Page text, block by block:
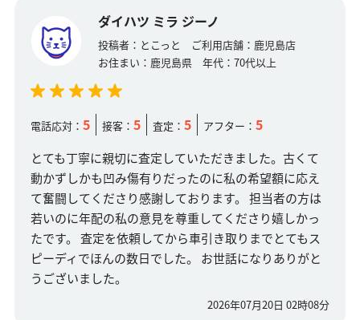
ダイハツ ミラ ジーノ
投稿者： とこっと ご利用店舗： 鹿児島店
お住まい： 鹿児島県 年代： 70代以上
電話応対： 5 接客： 5 査定： 5 アフター： 5
とても丁寧に親切に査定していただきました。古くて
動かずしかも凹み傷有りだったのに私の希望額に応え
て奮闘してくださり感謝しております。 担当者の方は
若いのに年配の私の意見を尊重してくださり嬉しかっ
たです。 査定を依頼してから車引き取りまでとてもス
ピーディでほんの数日でした。 お世話になりありがと
うございました。
2026年07月20日 02時08分